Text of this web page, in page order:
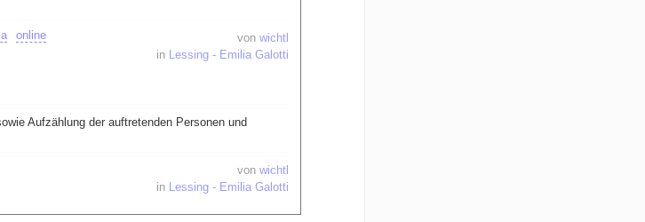
vonwichtl
in Lessing - Emilia Galotti
online
Aufzählung der auftretenden Personen und
vonwichtl
in Lessing - Emilia Galotti